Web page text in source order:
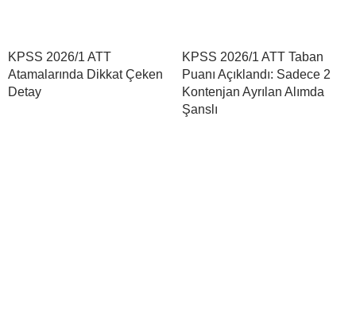
KPSS 2026/1 ATT
Atamalarında Dikkat Çeken
Detay
KPSS 2026/1 ATT Taban
Puanı Açıklandı: Sadece 2
Kontenjan Ayrılan Alımda
Şanslı